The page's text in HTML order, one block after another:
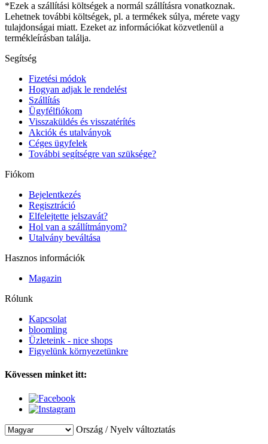
*Ezek a szállítási költségek a normál szállításra vonatkoznak.
Lehetnek további költségek, pl. a termékek súlya, mérete vagy
tulajdonságai miatt. Ezeket az információkat közvetlenül a
termékleírásban találja.
Segítség
Fizetési módok
Hogyan adjak le rendelést
Szállítás
Ügyfélfiókom
Visszaküldés és visszatérítés
Akciók és utalványok
Céges ügyfelek
További segítségre van szüksége?
Fiókom
Bejelentkezés
Regisztráció
Elfelejtette jelszavát?
Hol van a szállítmányom?
Utalvány beváltása
Hasznos információk
Magazin
Rólunk
Kapcsolat
bloomling
Üzleteink - nice shops
Figyelünk környezetünkre
Kövessen minket itt:
Ország / Nyelv változtatás